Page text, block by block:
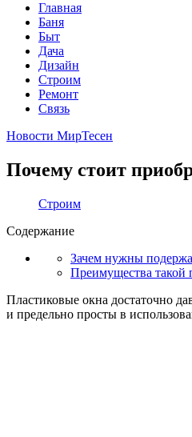
Главная
Баня
Быт
Дача
Дизайн
Строим
Ремонт
Связь
Новости МирТесен
Почему стоит
Строим
Содержание
Зачем нужны
Преимущества такой
Пластиковые окна достаточно
и предельно просты в